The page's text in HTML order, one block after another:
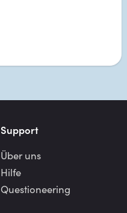
Support
Über uns
Hilfe
Questioneering